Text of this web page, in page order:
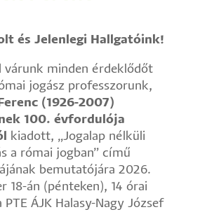
és Jelenlegi Hallgatóink!
várunk minden érdeklődőt
jogász professzorunk,
(1926-2007)
100. évfordulója
kiadott, „Jogalap nélküli
a római jogban” című
bemutatójára 2026.
18-án (pénteken), 14 órai
PTE ÁJK Halasy-Nagy József